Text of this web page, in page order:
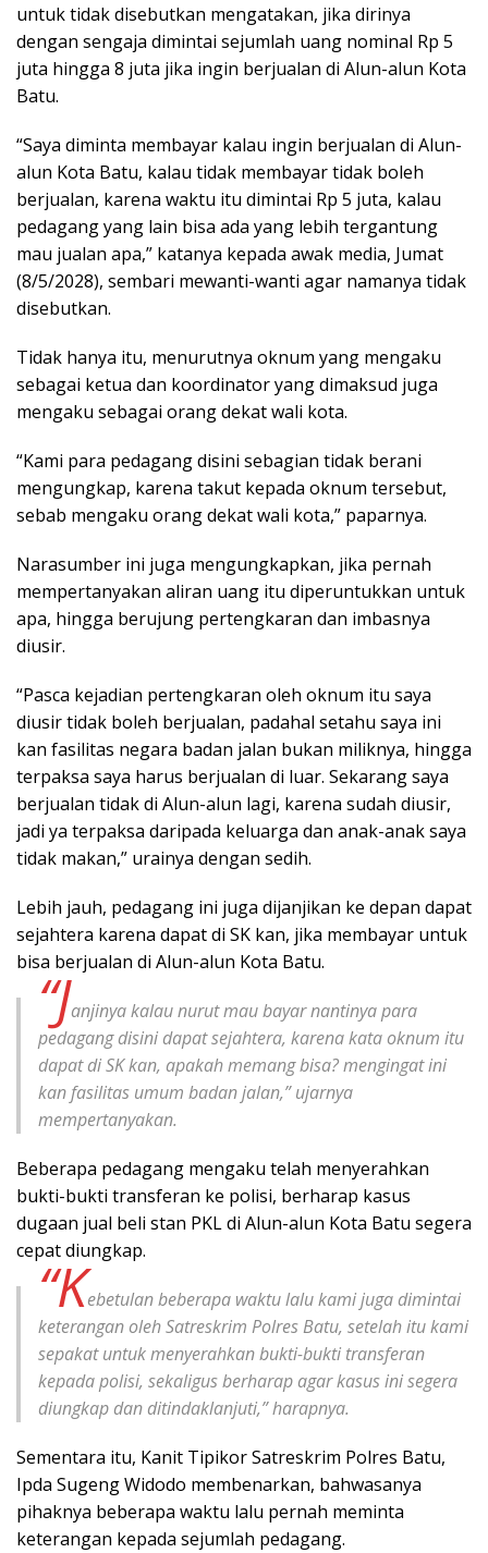
untuk tidak disebutkan mengatakan, jika dirinya
dengan sengaja dimintai sejumlah uang nominal Rp 5
juta hingga 8 juta jika ingin berjualan di Alun-alun Kota
Batu.
“Saya diminta membayar kalau ingin berjualan di Alun-
alun Kota Batu, kalau tidak membayar tidak boleh
berjualan, karena waktu itu dimintai Rp 5 juta, kalau
pedagang yang lain bisa ada yang lebih tergantung
mau jualan apa,” katanya kepada awak media, Jumat
(8/5/2028), sembari mewanti-wanti agar namanya tidak
disebutkan.
Tidak hanya itu, menurutnya oknum yang mengaku
sebagai ketua dan koordinator yang dimaksud juga
mengaku sebagai orang dekat wali kota.
“Kami para pedagang disini sebagian tidak berani
mengungkap, karena takut kepada oknum tersebut,
sebab mengaku orang dekat wali kota,” paparnya.
Narasumber ini juga mengungkapkan, jika pernah
mempertanyakan aliran uang itu diperuntukkan untuk
apa, hingga berujung pertengkaran dan imbasnya
diusir.
“Pasca kejadian pertengkaran oleh oknum itu saya
diusir tidak boleh berjualan, padahal setahu saya ini
kan fasilitas negara badan jalan bukan miliknya, hingga
terpaksa saya harus berjualan di luar. Sekarang saya
berjualan tidak di Alun-alun lagi, karena sudah diusir,
jadi ya terpaksa daripada keluarga dan anak-anak saya
tidak makan,” urainya dengan sedih.
Lebih jauh, pedagang ini juga dijanjikan ke depan dapat
sejahtera karena dapat di SK kan, jika membayar untuk
bisa berjualan di Alun-alun Kota Batu.
“Janjinya kalau nurut mau bayar nantinya para
pedagang disini dapat sejahtera, karena kata oknum itu
dapat di SK kan, apakah memang bisa? mengingat ini
kan fasilitas umum badan jalan,” ujarnya
mempertanyakan.
Beberapa pedagang mengaku telah menyerahkan
bukti-bukti transferan ke polisi, berharap kasus
dugaan jual beli stan PKL di Alun-alun Kota Batu segera
cepat diungkap.
“Kebetulan beberapa waktu lalu kami juga dimintai
keterangan oleh Satreskrim Polres Batu, setelah itu kami
sepakat untuk menyerahkan bukti-bukti transferan
kepada polisi, sekaligus berharap agar kasus ini segera
diungkap dan ditindaklanjuti,” harapnya.
Sementara itu, Kanit Tipikor Satreskrim Polres Batu,
Ipda Sugeng Widodo membenarkan, bahwasanya
pihaknya beberapa waktu lalu pernah meminta
keterangan kepada sejumlah pedagang.